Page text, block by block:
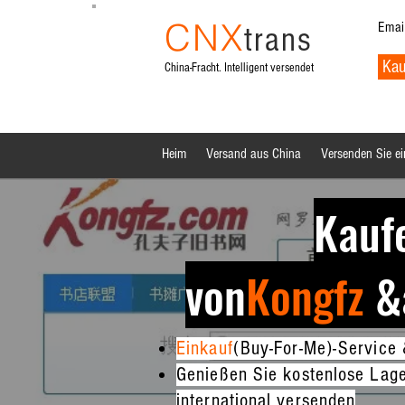
CNXtrans
China-Fracht. Intelligent versendet
Heim Versand aus China Versenden Sie
vonKongfz
Einkauf(Buy-For-Me)-Service
Genießen Sie kostenlose